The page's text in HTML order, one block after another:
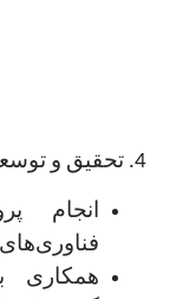
4.‏ تحقیق و توسعه ‏R&D
انجام
همکاری